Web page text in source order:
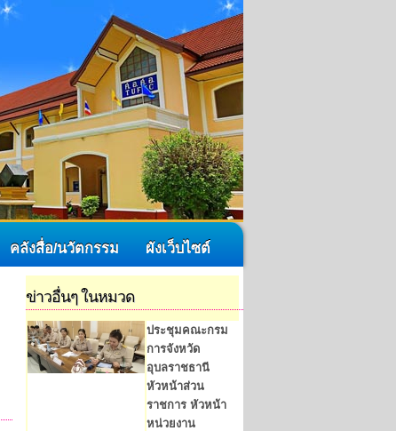
คลังสื่อ/นวัตกรรม ผังเว็บไซต์
ข่าวอื่นๆ ในหมวด
ประชุมคณะกรม
การจังหวัด
อุบลราชธานี
หัวหน้าส่วน
ราชการ หัวหน้า
หน่วยงาน